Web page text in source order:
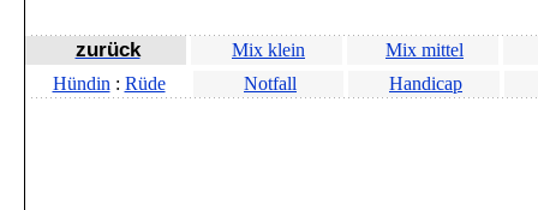
zurück Mix klein
Mix mittel
Hündin : Rüde Notfall Handicap